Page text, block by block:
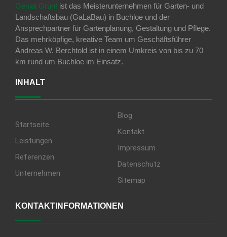
Genial Grün! ist das Meisterunternehmen für Garten- und
Landschaftsbau (GaLaBau) in Buchloe und der
Ansprechpartner für Gartenplanung, Gestaltung und Pflege.
Das mehrköpfige, kreative Team um Geschäftsführer
Andreas W. Berchtold ist in einem Umkreis von bis zu 70
km rund um Buchloe im Einsatz.
INHALT
Startseite
Leistungen
Referenzen
Unternehmen
Blog
Kontakt
Impressum
Datenschutz
Sitemap
KONTAKTINFORMATIONEN